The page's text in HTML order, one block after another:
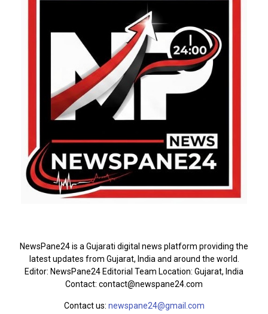
NewsPane24 is a Gujarati digital news platform providing the
latest updates from Gujarat, India and around the world.
Editor: NewsPane24 Editorial Team Location: Gujarat, India
Contact: contact@newspane24.com
Contact us: newspane24@gmail.com